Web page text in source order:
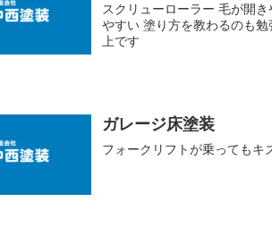
スクリューローラー 毛が開
やすい 塗り方を教わるのも
上です
ガレージ床塗装
フォークリフトが乗ってもキ